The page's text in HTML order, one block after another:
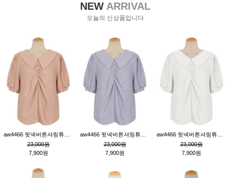
NEWARRIVAL
오늘의 신상품입니다
23,000원
7,900원
23,000원
7,900원
23,000원
7,900원